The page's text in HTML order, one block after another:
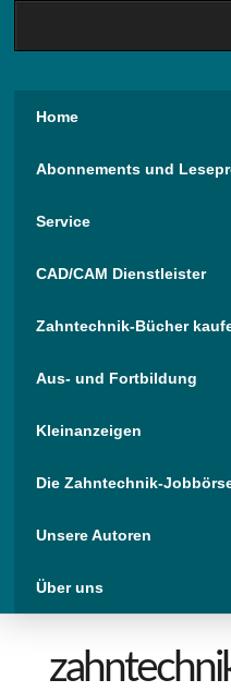
Home
Abonnements und
Service
CAD/CAM Dienstleister
Zahntechnik-Bücher
Aus- und Fortbildung
Kleinanzeigen
Die Zahntechnik-
Unsere Autoren
Über uns